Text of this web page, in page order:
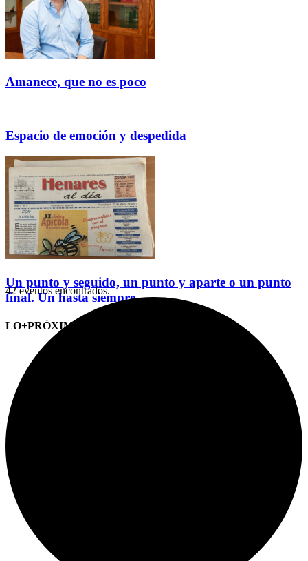
Amanece, que no es poco
Espacio de emoción y despedida
Un punto y seguido, un punto y aparte o un punto
final. Un hasta siempre
LO+PRÓXIMO (CITAS)
42 eventos encontrados.